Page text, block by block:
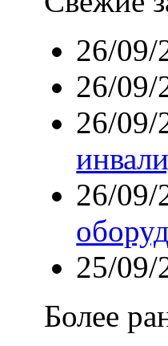
26/09/
26/09/
26/09/
26/09/
25/09/
Более